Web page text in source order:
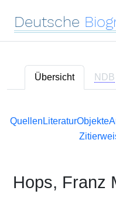
Deutsche
Übersicht NDB
Quellen LiteraturObjekte
Hops, Franz